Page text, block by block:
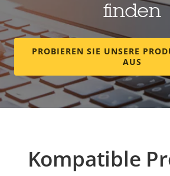
finden
PROBIEREN SIE UNSERE
AUS
Kompatible